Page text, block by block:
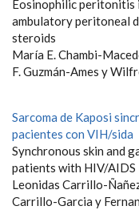
Eosinophilic peritonitis
ambulatory peritoneal
steroids
María E. Chambi-
F. Guzmán-Ames y
Sarcoma de Kaposi
pacientes con VIH/sida
Synchronous skin and
patients with HIV/AIDS
Leonidas Carrillo-
Carrillo-Garcia y